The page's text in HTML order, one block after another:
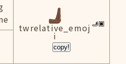
twrelative_emoj
i
copy!